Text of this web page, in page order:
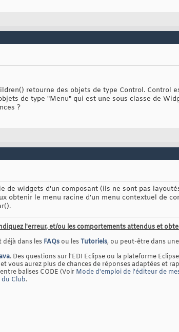
retourne des objets de type Control. Control
de type "Menu" qui est une sous classe de
?
de widgets d'un composant (ils ne sont pas
obtenir le menu racine d'un menu contextuel de
l'erreur, et/ou les comportements attendus et
déjà dans les FAQs ou lesTutoriels, ou peut-être dans
. Des questions sur l'EDI Eclipse ou la plateforme
vous aurez plus de chances de réponses adaptées et
balises CODE (Voir Mode d'emploi de l'éditeur de
du Club.